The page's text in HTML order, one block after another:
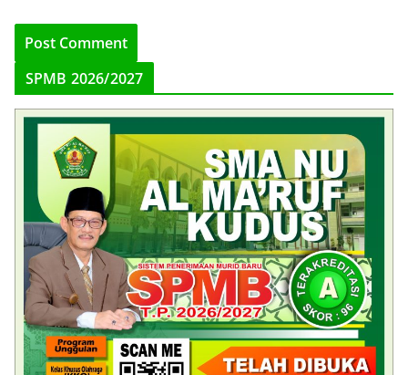
SPMB 2026/2027